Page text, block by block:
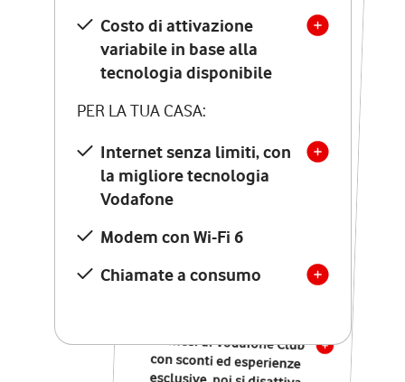
Costo di attivazione
variabile in base alla
tecnologia disponibile
PER LA TUA CASA:
Internet senza limiti, con
la migliore tecnologia
Vodafone
Modem con Wi-Fi 6
Chiamate a consumo
Costo di attivazione
variabile in base alla
tecnologia disponibile
PER LA TUA CASA:
Internet senza limiti, con
la migliore tecnologia
Vodafone
Modem Seven con Wi-Fi 7
Chiamate illimitate verso
numeri fissi e mobili
nazionali
12 mesi di Vodafone Club
con sconti ed esperienze
esclusive, poi si disattiva